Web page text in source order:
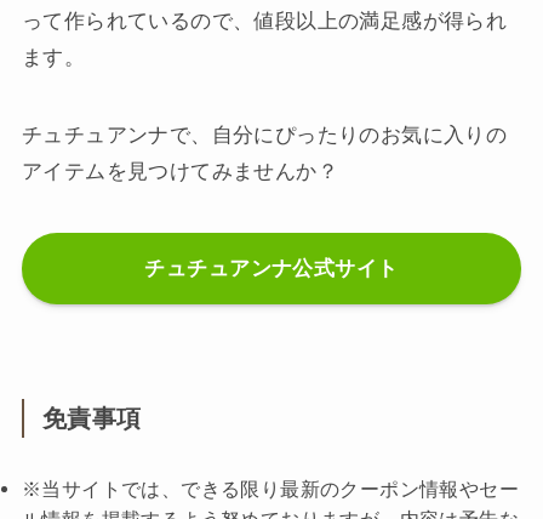
って作られているので、値段以上の満足感が得られ
ます。
チュチュアンナで、自分にぴったりのお気に入りの
アイテムを見つけてみませんか？
チュチュアンナ公式サイト
免責事項
※当サイトでは、できる限り最新のクーポン情報やセー